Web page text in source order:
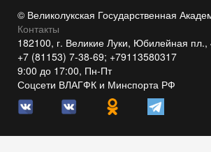
© Великолукская Государственная
Контакты
182100, г. Великие Луки, Юбилейная пл.,
+7 (81153) 7-38-69; +79113580317
9:00 до 17:00, Пн-Пт
Соцсети ВЛАГФК и Минспорта РФ